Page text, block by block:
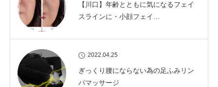
【川口】年齢とともに気になるフェイ
スラインに・小顔フェイ…
2022.04.25
ぎっくり腰にならない為の足ふみリン
パマッサージ